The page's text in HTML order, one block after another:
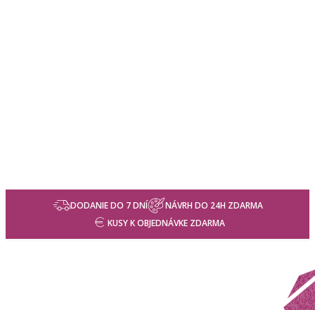
DODANIE DO 7 DNÍ
NÁVRH DO 24H ZDARMA
KUSY K OBJEDNÁVKE ZDARMA